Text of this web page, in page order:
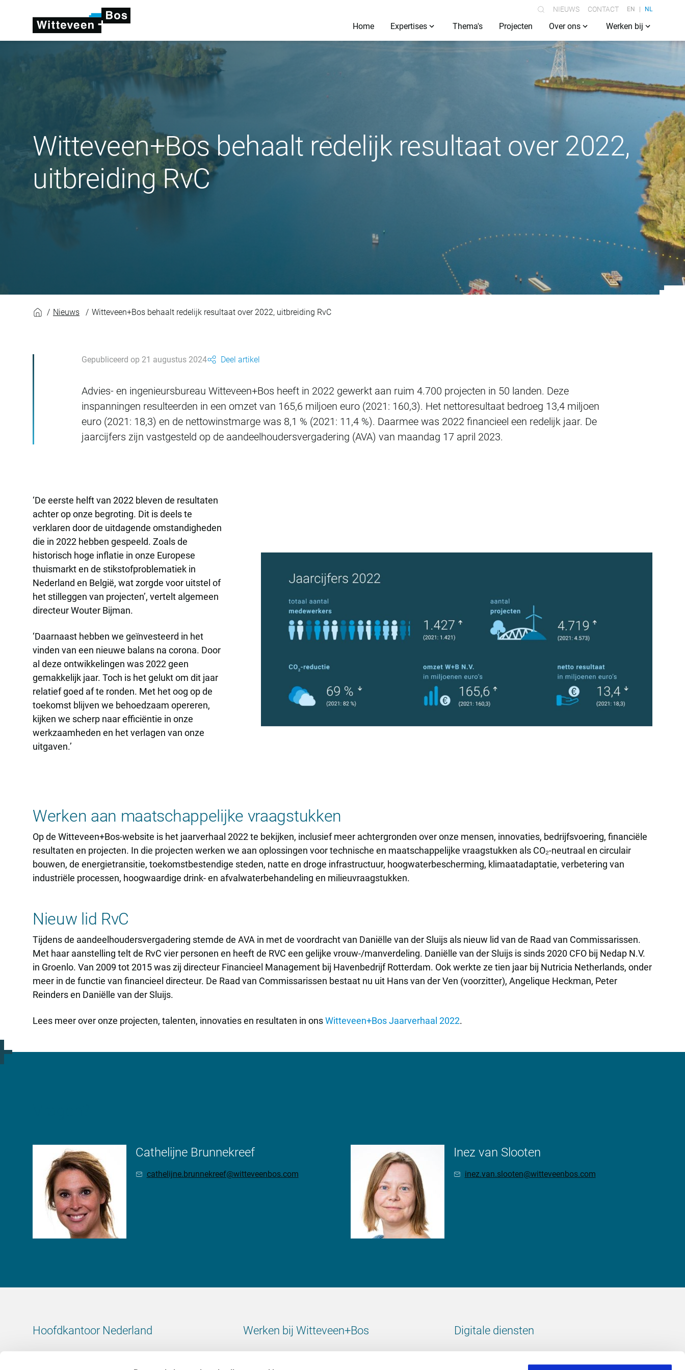
NIEUWS CONTACT EN NL
Home Expertises Thema's Projecten Over ons Werken bij
Witteveen+Bos behaalt redelijk resultaat over 2022,
uitbreiding RvC
Witteveen+Bos behaalt redelijk resultaat over 2022,
Nieuws Witteveen+Bos behaalt redelijk resultaat over 2022, uitbreiding RvC
Gepubliceerd op 21 augustus 2024 Deel artikel
Advies- en ingenieursbureau Witteveen+Bos heeft in 2022 gewerkt aan ruim 4.700 projecten in 50 landen. Deze
inspanningen resulteerden in een omzet van 165,6 miljoen euro (2021: 160,3). Het nettoresultaat bedroeg 13,4 miljoen
euro (2021: 18,3) en de nettowinstmarge was 8,1 % (2021: 11,4 %). Daarmee was 2022 financieel een redelijk jaar. De
jaarcijfers zijn vastgesteld op de aandeelhoudersvergadering (AVA) van maandag 17 april 2023.
‘De eerste helft van 2022 bleven de resultaten
achter op onze begroting. Dit is deels te
verklaren door de uitdagende omstandigheden
die in 2022 hebben gespeeld. Zoals de
historisch hoge inflatie in onze Europese
thuismarkt en de stikstofproblematiek in
Nederland en België, wat zorgde voor uitstel of
het stilleggen van projecten’, vertelt algemeen
directeur Wouter Bijman.
‘Daarnaast hebben we geïnvesteerd in het
vinden van een nieuwe balans na corona. Door
al deze ontwikkelingen was 2022 geen
gemakkelijk jaar. Toch is het gelukt om dit jaar
relatief goed af te ronden. Met het oog op de
toekomst blijven we behoedzaam opereren,
kijken we scherp naar efficiëntie in onze
werkzaamheden en het verlagen van onze
uitgaven.’
Werken aan maatschappelijke vraagstukken
Op de Witteveen+Bos-website is het jaarverhaal 2022 te bekijken, inclusief meer achtergronden over onze mensen, innovaties, bedrijfsvoering, financiële
resultaten en projecten. In die projecten werken we aan oplossingen voor technische en maatschappelijke vraagstukken als CO₂-neutraal en circulair
bouwen, de energietransitie, toekomstbestendige steden, natte en droge infrastructuur, hoogwaterbescherming, klimaatadaptatie, verbetering van
industriële processen, hoogwaardige drink- en afvalwaterbehandeling en milieuvraagstukken.
Nieuw lid RvC
Tijdens de aandeelhoudersvergadering stemde de AVA in met de voordracht van Daniëlle van der Sluijs als nieuw lid van de Raad van Commissarissen.
Met haar aanstelling telt de RvC vier personen en heeft de RVC een gelijke vrouw-/manverdeling. Daniëlle van der Sluijs is sinds 2020 CFO bij Nedap N.V.
in Groenlo. Van 2009 tot 2015 was zij directeur Financieel Management bij Havenbedrijf Rotterdam. Ook werkte ze tien jaar bij Nutricia Netherlands, onder
meer in de functie van financieel directeur. De Raad van Commissarissen bestaat nu uit Hans van der Ven (voorzitter), Angelique Heckman, Peter
Reinders en Daniëlle van der Sluijs.
Lees meer over onze projecten, talenten, innovaties en resultaten in onsWitteveen+Bos Jaarverhaal 2022.
Cathelijne Brunnekreef
cathelijne.brunnekreef@witteveenbos.com
Inez van Slooten
inez.van.slooten@witteveenbos.com
Hoofdkantoor Nederland Werken bij Witteveen+Bos Digitale diensten